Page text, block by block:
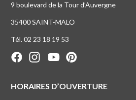
9 boulevard de la Tour d’Auvergne
35400 SAINT-MALO
Tél. 02 23 18 19 53
HORAIRES D’OUVERTURE